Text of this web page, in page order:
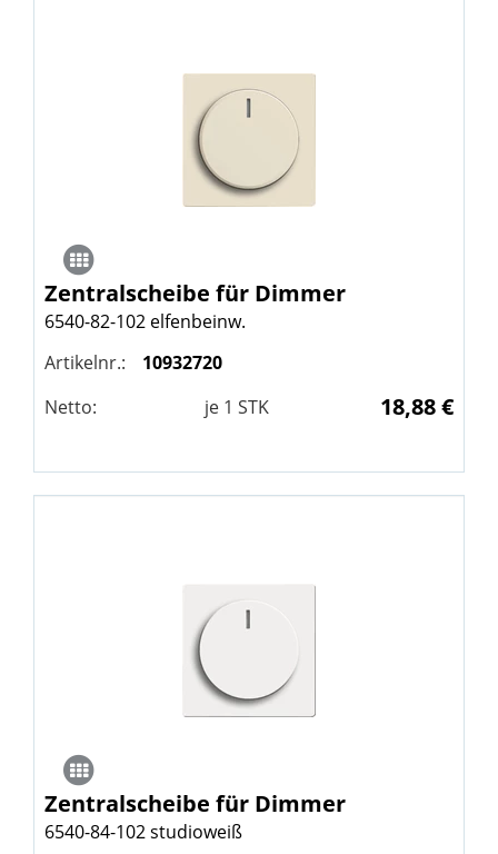
Zentralscheibe für Dimmer
6540-82-102 elfenbeinw.
Artikelnr.:
10932720
Netto:
je 1 STK 18,88 €
Zentralscheibe für Dimmer
6540-84-102 studioweiß